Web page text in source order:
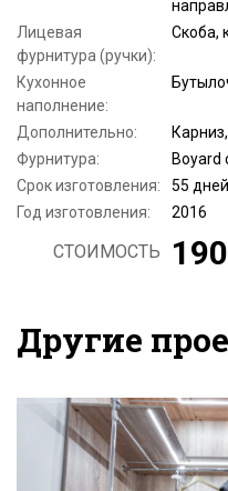
Лицевая
фурнитура (ручки):
Скоба,
Кухонное
наполнение:
Дополнительно:
Фурнитура:
Boyard
Срок изготовления:
55 дней
Год изготовления:
2016
СТОИМОСТЬ
Другие